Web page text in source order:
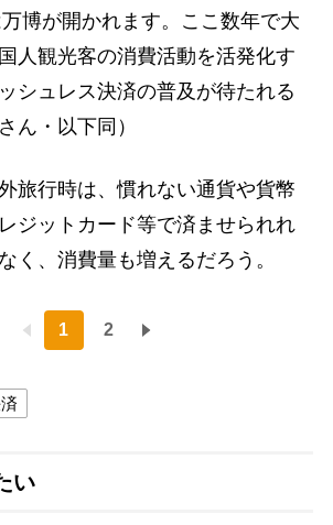
博が開かれます。ここ数年で大
人観光客の消費活動を活発化す
シュレス決済の普及が待たれる
ん・以下同）
旅行時は、慣れない通貨や貨幣
ジットカード等で済ませられれ
く、消費量も増えるだろう。
1 2
い